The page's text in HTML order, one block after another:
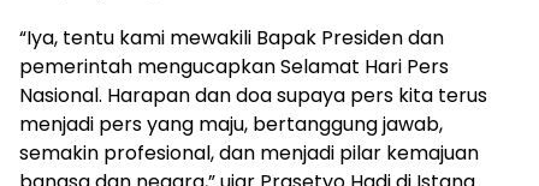
“Iya, tentu kami mewakili Bapak Presiden dan
pemerintah mengucapkan Selamat Hari Pers
Nasional. Harapan dan doa supaya pers kita terus
menjadi pers yang maju, bertanggung jawab,
semakin profesional, dan menjadi pilar kemajuan